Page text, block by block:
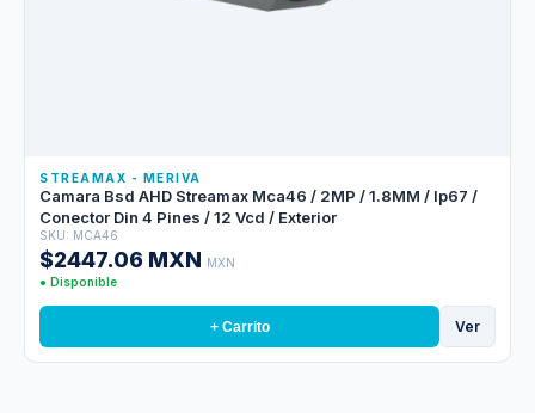
STREAMAX - MERIVA
Camara Bsd AHD Streamax Mca46 / 2MP / 1.8MM / Ip67 /
Conector Din 4 Pines / 12 Vcd / Exterior
SKU: MCA46
$2447.06 MXN MXN
● Disponible
+ Carrito Ver